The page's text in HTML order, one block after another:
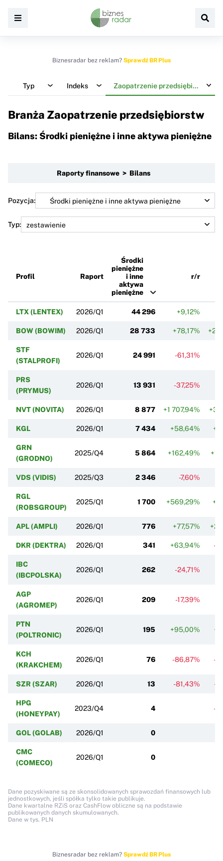
Biznesradar bez reklam? Sprawdź BR Plus
Typ Indeks Zaopatrzenie przedsiębiorstw
Branża Zaopatrzenie przedsiębiorstw
Bilans: Środki pieniężne i inne aktywa pieniężne
Raporty finansowe > Bilans
Pozycja:
Typ:
Profil Raport
Środki
pieniężne
i inne
aktywa
pieniężne
r/r
LTX (LENTEX) 2026/Q1 44 296 +9,12%
BOW (BOWIM) 2026/Q1 28 733 +78,17%
STF
(STALPROFI)
2026/Q1 24 991 -61,31%
PRS
(PRYMUS)
2026/Q1 13 931 -37,25%
NVT (NOVITA) 2026/Q1 8 877 +1 707,94%
KGL 2026/Q1 7 434 +58,64%
GRN
(GRODNO)
2025/Q4 5 864 +162,49%
VDS (VIDIS) 2025/Q3 2 346 -7,60%
RGL
(ROBSGROUP)
2025/Q1 1 700 +569,29%
APL (AMPLI) 2026/Q1 776 +77,57%
DKR (DEKTRA) 2026/Q1 341 +63,94% -
IBC
(IBCPOLSKA)
2026/Q1 262 -24,71%
AGP
(AGROMEP)
2026/Q1 209 -17,39%
PTN
(POLTRONIC)
2026/Q1 195 +95,00%
KCH
(KRAKCHEM)
2026/Q1 76 -86,87% -
SZR (SZAR) 2026/Q1 13 -81,43% -
HPG
(HONEYPAY)
2023/Q4 4 -
GOL (GOLAB) 2026/Q1 0
CMC
(COMECO)
2026/Q1 0
Dane pozyskiwane są ze skonsolidowanych sprawozdań finansowych lub
jednostkowych, jeśli spółka tylko takie publikuje.
Dane kwartalne RZiS oraz CashFlow obliczne są na podstawie
publikowanych danych skumulowanych.
Dane w tys. PLN
Biznesradar bez reklam? Sprawdź BR Plus